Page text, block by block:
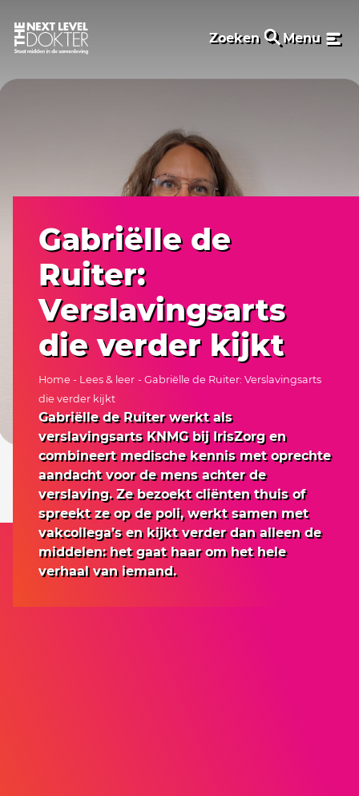
Zoeken Menu
Gabriëlle de
Ruiter:
Verslavingsarts
die verder kijkt
Home - Lees & leer - Gabriëlle de Ruiter: Verslavingsarts
die verder kijkt
Gabriëlle de Ruiter werkt als
verslavingsarts KNMG bij IrisZorg en
combineert medische kennis met oprechte
aandacht voor de mens achter de
verslaving. Ze bezoekt cliënten thuis of
spreekt ze op de poli, werkt samen met
vakcollega’s en kijkt verder dan alleen de
middelen: het gaat haar om het hele
verhaal van iemand.